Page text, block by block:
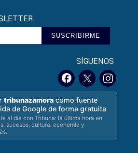
SUSCRIBIRME
SÍGUENOS
tribunazamora como fuente
de Google de forma gratuita
al día con Tribuna: la última hora en
sucesos, cultura, economía y